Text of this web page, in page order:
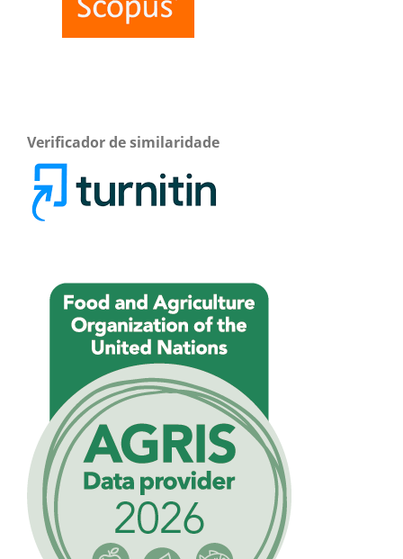
Verificador de similaridade